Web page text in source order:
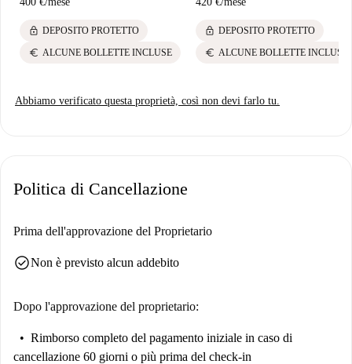
lock DEPOSITO PROTETTO
euro ALCUNE BOLLETTE INCLUSE
lock DEPOSITO PROTETTO
euro ALCUNE BOLLETTE INCLUSE
Abbiamo verificato questa proprietà, così non devi farlo tu.
Politica di Cancellazione
Prima dell'approvazione del Proprietario
check_circleNon è previsto alcun addebito
Dopo l'approvazione del proprietario:
Rimborso completo del pagamento iniziale in caso di
cancellazione 60 giorni o più prima del check-in